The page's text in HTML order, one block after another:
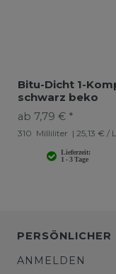
Bitu-Dicht 1-
schwarz beko
ab 7,79 € *
310 Milliliter | 25,13 € /
PERSÖNLICHER
ANMELDEN